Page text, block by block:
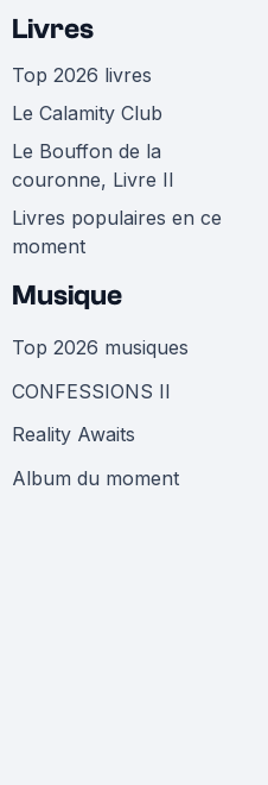
Livres
Top 2026 livres
Le Calamity Club
Le Bouffon de la
couronne, Livre II
Livres populaires en ce
moment
Musique
Top 2026 musiques
CONFESSIONS II
Reality Awaits
Album du moment